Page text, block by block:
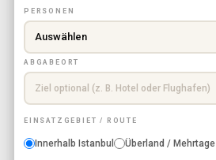
PERSONEN
ABGABEORT
EINSATZGEBIET / ROUTE
Innerhalb Istanbul Überland / Mehrtage